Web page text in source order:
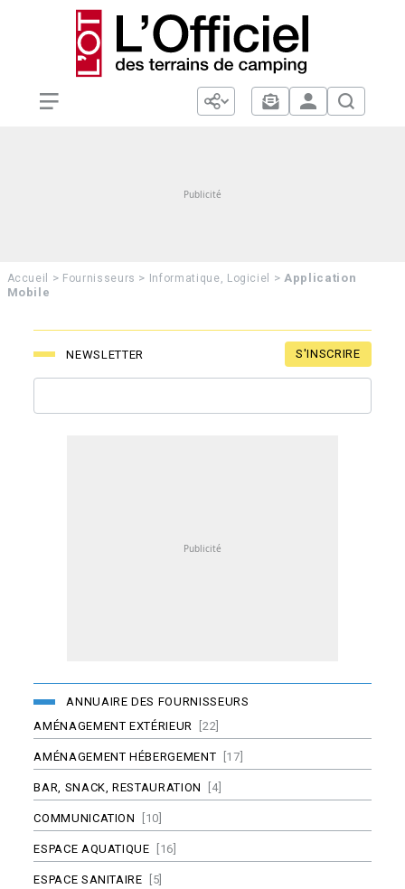
Accueil > Fournisseurs > Informatique, Logiciel >Application
Mobile
NEWSLETTER S'INSCRIRE
ANNUAIRE DES FOURNISSEURS
AMÉNAGEMENT EXTÉRIEUR [22]
AMÉNAGEMENT HÉBERGEMENT [17]
BAR, SNACK, RESTAURATION [4]
COMMUNICATION [10]
ESPACE AQUATIQUE [16]
ESPACE SANITAIRE [5]